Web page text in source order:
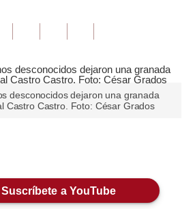
desconocidos dejaron una granada
Castro Castro. Foto: César Grados
Suscríbete a YouTube